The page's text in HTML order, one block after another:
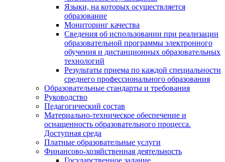
Языки, на которых осуществляется
образование
Мониторинг качества
Сведения об использовании при реализации
образовательной программы электронного
обучения и дистанционных образовательных
технологий
Результаты приема по каждой специальности
среднего профессионального образования
Образовательные стандарты и требования
Руководство
Педагогический состав
Материально-техническое обеспечение и
оснащенность образовательного процесса.
Доступная среда
Платные образовательные услуги
Финансово-хозяйственная деятельность
Государственное задание